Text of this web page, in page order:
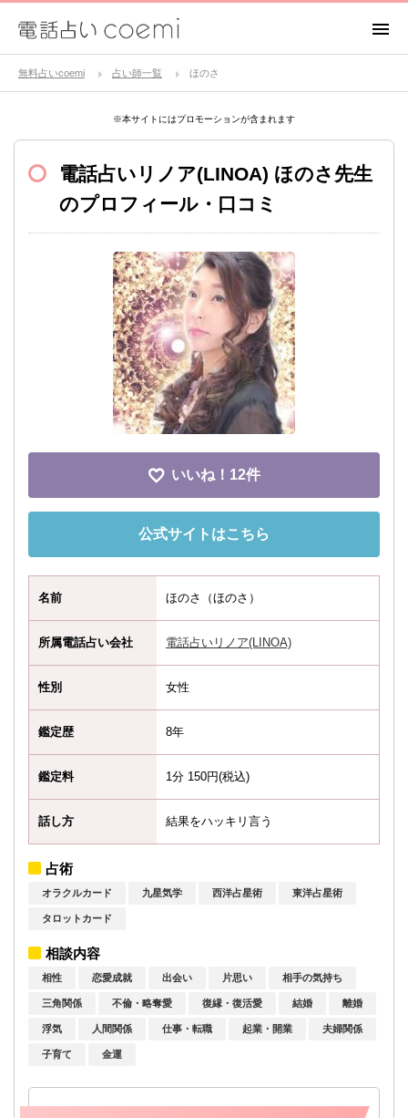
無料占いcoemi 占い師一覧 ほのさ
※本サイトにはプロモーションが含まれます
電話占いリノア(LINOA) ほのさ先生
のプロフィール・口コミ
いいね！ 12件
公式サイトはこちら
名前 ほのさ（ほのさ）
所属電話占い会社 電話占いリノア(LINOA)
性別 女性
鑑定歴 8年
鑑定料 1分 150円(税込)
話し方 結果をハッキリ言う
占術
オラクルカード 九星気学 西洋占星術 東洋占星術
タロットカード
相談内容
相性 恋愛成就 出会い 片思い 相手の気持ち
三角関係 不倫・略奪愛 復縁・復活愛 結婚 離婚
浮気 人間関係 仕事・転職 起業・開業 夫婦関係
子育て 金運